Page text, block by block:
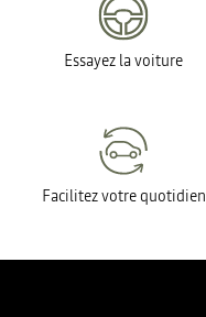
Essayez la voiture
Facilitez votre quotidien